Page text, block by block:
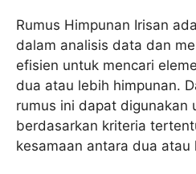
Rumus Himpunan Irisan
dalam analisis data dan
efisien untuk mencari
dua atau lebih himpunan.
rumus ini dapat digunakan
berdasarkan kriteria
kesamaan antara dua